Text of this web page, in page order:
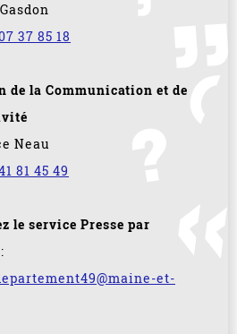
37 85 18
de la Communication et de
Neau
81 45 49
le service Presse par
:
et-